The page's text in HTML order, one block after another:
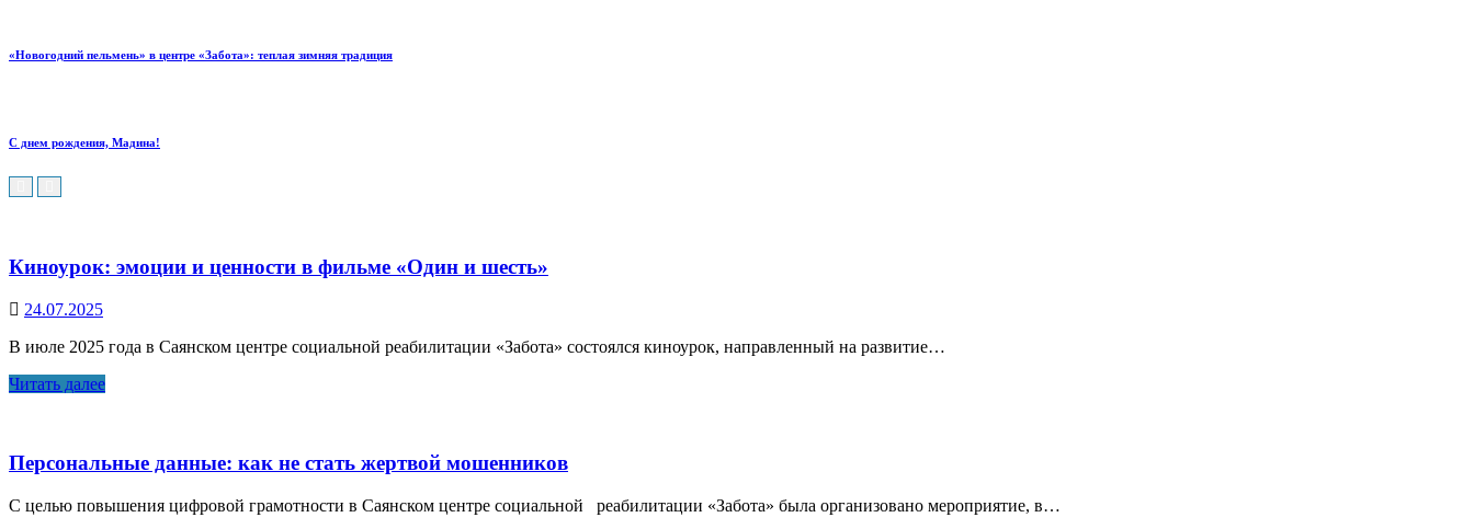
«Новогодний пельмень» в центре «Забота»: теплая зимняя традиция
С днем рождения, Мадина!
Киноурок: эмоции и ценности в фильме «Один и шесть»
24.07.2025
В июле 2025 года в Саянском центре социальной реабилитации «Забота» состоялся киноурок, направленный на развитие…
Читать далее
Персональные данные: как не стать жертвой мошенников
С целью повышения цифровой грамотности в Саянском центре социальной реабилитации «Забота» была организовано мероприятие, в…